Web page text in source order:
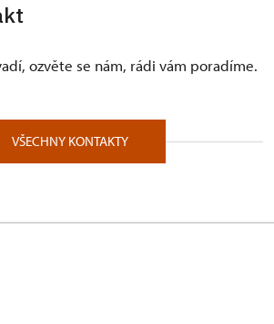
ozvěte se nám, rádi vám poradíme.
VŠECHNY KONTAKTY